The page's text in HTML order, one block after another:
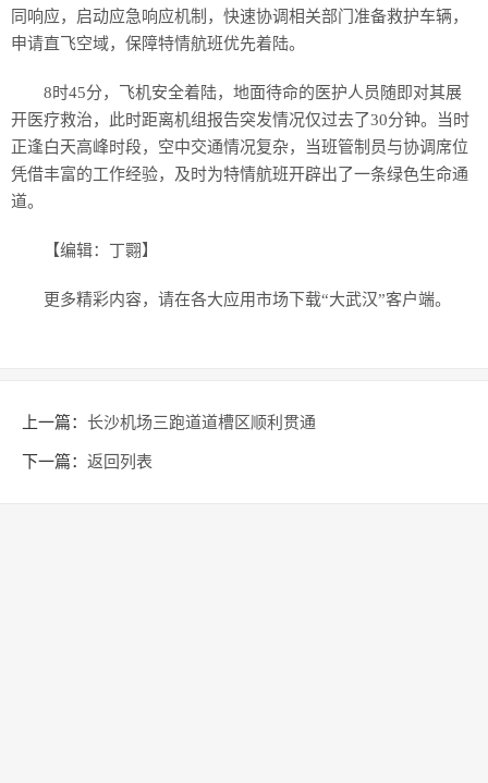
同响应，启动应急响应机制，快速协调相关部门准备救护车辆，
申请直飞空域，保障特情航班优先着陆。
8时45分，飞机安全着陆，地面待命的医护人员随即对其展
开医疗救治，此时距离机组报告突发情况仅过去了30分钟。当时
正逢白天高峰时段，空中交通情况复杂，当班管制员与协调席位
凭借丰富的工作经验，及时为特情航班开辟出了一条绿色生命通
道。
【编辑：丁翾】
更多精彩内容，请在各大应用市场下载“大武汉”客户端。
上一篇： 长沙机场三跑道道槽区顺利贯通
下一篇： 返回列表